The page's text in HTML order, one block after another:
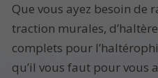
Que vous ayez besoin de
traction murales,
complets pour
qu’il vous faut pour vous